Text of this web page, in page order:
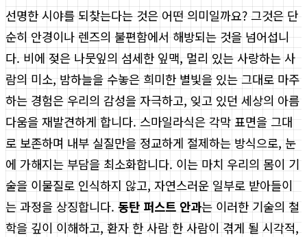
선명한 시야를 되찾는다는 것은 어떤 의미일까요? 그것은 단
순히 안경이나 렌즈의 불편함에서 해방되는 것을 넘어섭니
다. 비에 젖은 나뭇잎의 섬세한 잎맥, 멀리 있는 사랑하는 사
람의 미소, 밤하늘을 수놓은 희미한 별빛을 있는 그대로 마주
하는 경험은 우리의 감성을 자극하고, 잊고 있던 세상의 아름
다움을 재발견하게 합니다. 스마일라식은 각막 표면을 그대
로 보존하며 내부 실질만을 정교하게 절제하는 방식으로, 눈
에 가해지는 부담을 최소화합니다. 이는 마치 우리의 몸이 기
술을 이물질로 인식하지 않고, 자연스러운 일부로 받아들이
는 과정을 상징합니다. 동탄 퍼스트 안과는 이러한 기술의 철
학을 깊이 이해하고, 환자 한 사람 한 사람이 겪게 될 시각적,